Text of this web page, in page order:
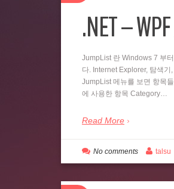
.NET –
JumpList 란 Windows 7 부
다. Internet Explorer, 탐색
JumpList 메뉴를 보면 항목
에 사용한 항목 Category…
Read More
No comments talsu